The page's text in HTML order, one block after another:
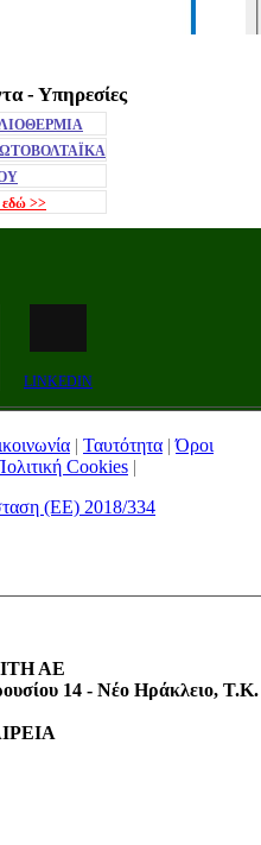
- Υπηρεσίες
εδώ >>
LINKEDIN
| Ταυτότητα |Όροι
Cookies |
(ΕΕ) 2018/334
ΑΕ
14 - Νέο Ηράκλειο, Τ.Κ.